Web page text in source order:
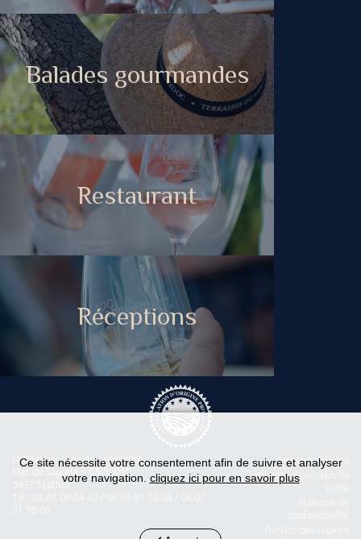
Balades gourmandes
Restaurant
Réceptions
Maison des Vins du Languedoc
Mas de Saporta - CS 30030
34973 Lattes
Mentions légales
Conditions Générales de
Ce site nécessite votre consentement afin de suivre et analyser
votre navigation. cliquez ici pour en savoir plus